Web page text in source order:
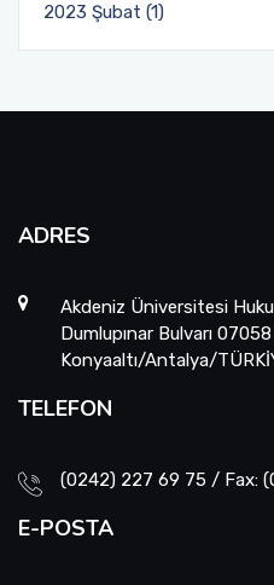
2023 Şubat (1)
ADRES
Akdeniz Üniversitesi
Dumlupınar Bulvarı
Konyaaltı/Antalya/
TELEFON
(0242) 227 69 75 / Fax:
E-POSTA